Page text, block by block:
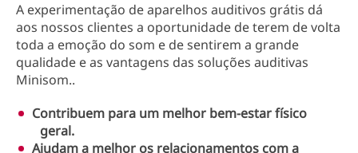
A experimentação de aparelhos auditivos grátis dá
aos nossos clientes a oportunidade de terem de volta
toda a emoção do som e de sentirem a grande
qualidade e as vantagens das soluções auditivas
Minisom..
Contribuem para um melhor bem-estar físico
geral.
Ajudam a melhor os relacionamentos com a